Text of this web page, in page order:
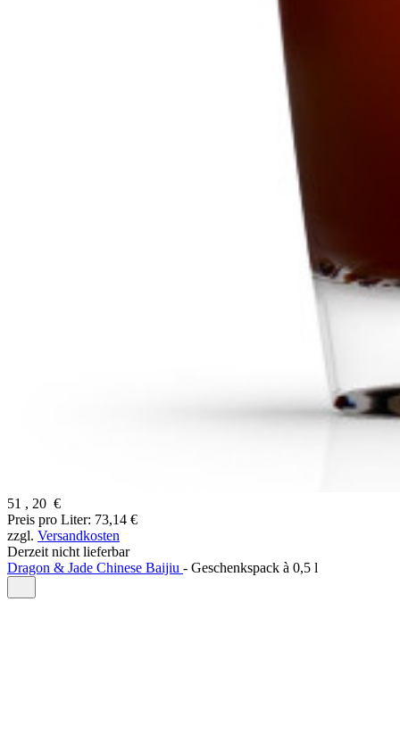
51 , 20 €
Preis pro Liter: 73,14 €
zzgl. Versandkosten
Derzeit nicht lieferbar
Dragon & Jade Chinese Baijiu - Geschenkspack à 0,5 l